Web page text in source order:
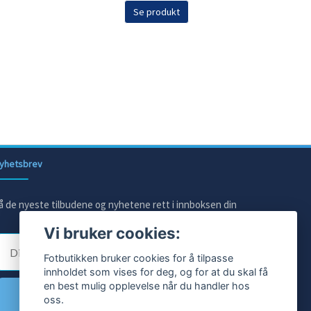
Se produkt
de nyeste tilbudene og nyhetene rett i innboksen din
post Vi bruker cookies:
Fotbutikken bruker cookies for å tilpasse
innholdet som vises for deg, og for at du skal få
en best mulig opplevelse når du handler hos
oss.